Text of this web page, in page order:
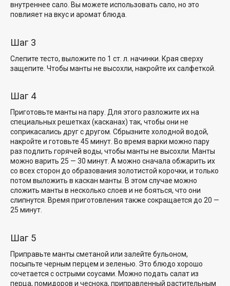
внутреннее сало. Вы можете использовать сало, но это
повлияет на вкус и аромат блюда.
Шаг 3
Слепите тесто, выложите по 1 ст. л. начинки. Края сверху
защепите. Чтобы манты не высохли, накройте их салфеткой.
Шаг 4
Приготовьте манты на пару. Для этого разложите их на
специальных решетках (касканах) так, чтобы они не
соприкасались друг с другом. Сбрызните холодной водой,
накройте и готовьте 45 минут. Во время варки можно пару
раз подлить горячей воды, чтобы манты не высохли. Манты
можно варить 25 — 30 минут. А можно сначала обжарить их
со всех сторон до образования золотистой корочки, и только
потом выложить в каскан манты. В этом случае можно
сложить манты в несколько слоев и не бояться, что они
слипнутся. Время приготовления также сокращается до 20 —
25 минут.
Шаг 5
Приправьте манты сметаной или залейте бульоном,
посыпьте черным перцем и зеленью. Это блюдо хорошо
сочетается с острыми соусами. Можно подать салат из
перца, помидоров и чеснока, приправленный растительным